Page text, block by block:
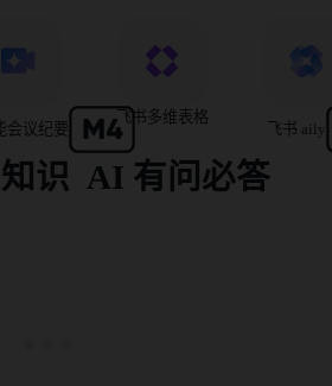
会议纪要
飞书多维表格
飞书 aily
识  AI 有问必答